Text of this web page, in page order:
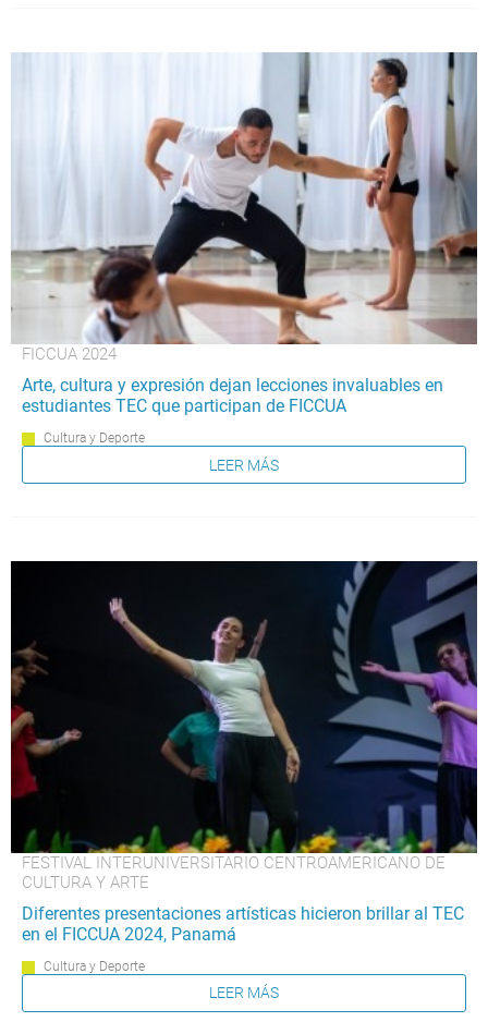
FICCUA 2024
Arte, cultura y expresión dejan lecciones invaluables en
estudiantes TEC que participan de FICCUA
Cultura y Deporte
LEER MÁS
FESTIVAL INTERUNIVERSITARIO CENTROAMERICANO DE
CULTURA Y ARTE
Diferentes presentaciones artísticas hicieron brillar al TEC
en el FICCUA 2024, Panamá
Cultura y Deporte
LEER MÁS